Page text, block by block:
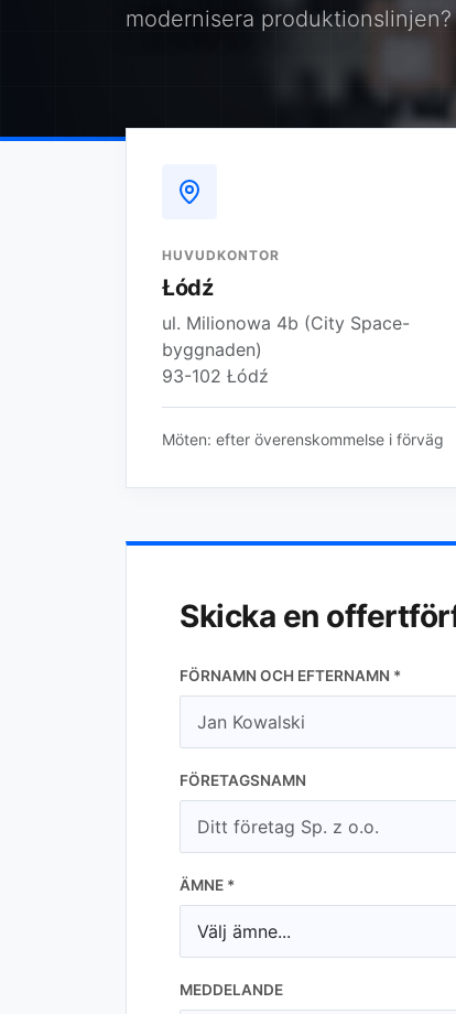
modernisera produktionslinjen?
HUVUDKONTOR
Łódź
ul. Milionowa 4b (City Space-
byggnaden)
93-102 Łódź
Möten: efter överenskommelse i förväg
Skicka en
FÖRNAMN OCH EFTERNAMN *
FÖRETAGSNAMN
ÄMNE *
MEDDELANDE